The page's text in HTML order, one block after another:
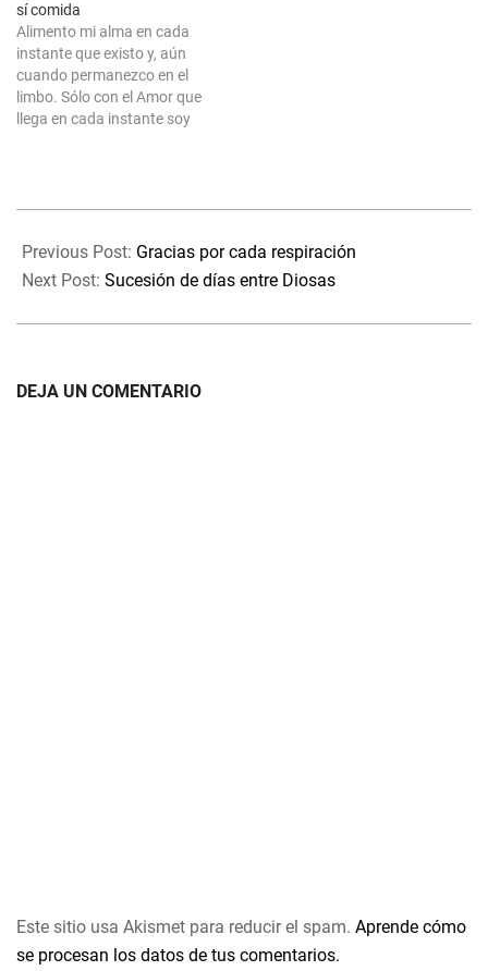
aún siendo en maneras
totalmente distintas.
Abstracto de comprender
cuando se pretende hacerlo
totalmente desde la mente
pues es la…
sí comida
Alimento mi alma en cada
instante que existo y, aún
cuando permanezco en el
limbo. Sólo con el Amor que
llega en cada instante soy
de poder ser dañino o no,
06-
07
Previous Post: Gracias por cada respiración
Next Post: Sucesión de días entre Diosas
DEJA UN COMENTARIO
Este sitio usa Akismet para reducir el spam. Aprende cómo
se procesan los datos de tus comentarios.